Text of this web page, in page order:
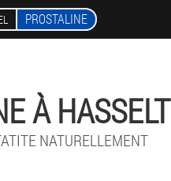
PROSTALINE
À HASSELT
NATURELLEMENT